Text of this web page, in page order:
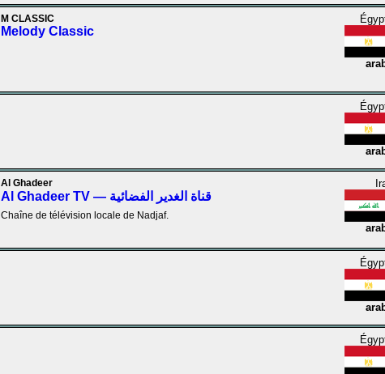
M CLASSIC
Melody Classic
Al Ghadeer
Al Ghadeer TV — قناة الغدير الفضائية
Chaîne de télévision locale de Nadjaf.